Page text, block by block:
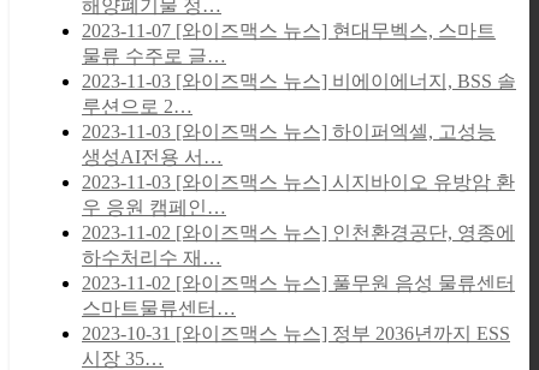
해양폐기물 정…
2023-11-07 [와이즈맥스 뉴스] 현대무벡스, 스마트
물류 수주로 글…
2023-11-03 [와이즈맥스 뉴스] 비에이에너지, BSS 솔
루션으로 2…
2023-11-03 [와이즈맥스 뉴스] 하이퍼엑셀, 고성능
생성AI전용 서…
2023-11-03 [와이즈맥스 뉴스] 시지바이오 유방암 환
우 응원 캠페인…
2023-11-02 [와이즈맥스 뉴스] 인천환경공단, 영종에
하수처리수 재…
2023-11-02 [와이즈맥스 뉴스] 풀무원 음성 물류센터
스마트물류센터…
2023-10-31 [와이즈맥스 뉴스] 정부 2036년까지 ESS
시장 35…